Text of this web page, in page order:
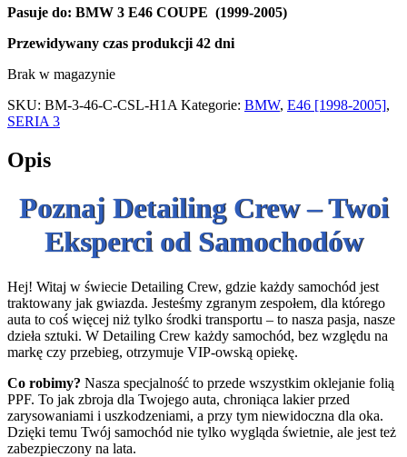
Pasuje do: BMW 3 E46 COUPE (1999-2005)
Przewidywany czas produkcji 42 dni
Brak w magazynie
SKU: BM-3-46-C-CSL-H1A Kategorie: BMW, E46 [1998-2005],
SERIA 3
Opis
Poznaj Detailing Crew – Twoi
Eksperci od Samochodów
Hej! Witaj w świecie Detailing Crew, gdzie każdy samochód jest
traktowany jak gwiazda. Jesteśmy zgranym zespołem, dla którego
auta to coś więcej niż tylko środki transportu – to nasza pasja, nasze
dzieła sztuki. W Detailing Crew każdy samochód, bez względu na
markę czy przebieg, otrzymuje VIP-owską opiekę.
Co robimy? Nasza specjalność to przede wszystkim oklejanie folią
PPF. To jak zbroja dla Twojego auta, chroniąca lakier przed
zarysowaniami i uszkodzeniami, a przy tym niewidoczna dla oka.
Dzięki temu Twój samochód nie tylko wygląda świetnie, ale jest też
zabezpieczony na lata.